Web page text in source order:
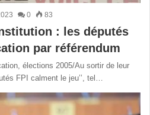
0 83
: les députés
par référendum
élections 2005/Au sortir de leur
FPI calment le jeu’’, tel…